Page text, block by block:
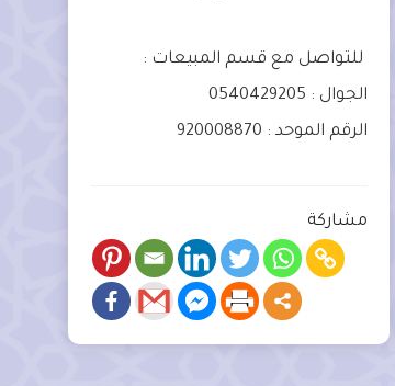
للتواصل مع قسم المبيعات :
الجوال : 0540429205
الرقم الموحد : 920008870
مشاركة